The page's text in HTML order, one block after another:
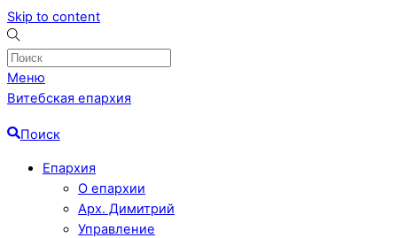
Skip to content
Меню
Витебская епархия
Поиск
Епархия
О епархии
Арх. Димитрий
Управление